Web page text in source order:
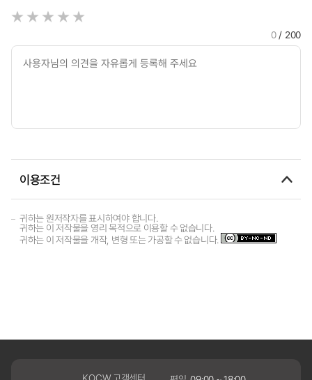
0/ 200
이용조건
귀하는 원저작자를 표시하여야 합니다.
귀하는 이 저작물을 영리 목적으로 이용할 수 없습니다.
귀하는 이 저작물을 개작, 변형 또는 가공할 수 없습니다.